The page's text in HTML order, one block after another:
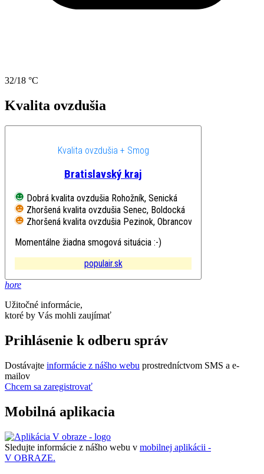
32/18 °C
Kvalita ovzdušia
Kvalita ovzdušia + Smog
Bratislavský kraj
Dobrá kvalita ovzdušia Rohožník, Senická
Zhoršená kvalita ovzdušia Senec, Boldocká
Zhoršená kvalita ovzdušia Pezinok, Obrancov mieru
Momentálne žiadna smogová situácia :-)
populair.sk
hore
Užitočné informácie,
ktoré by Vás mohli zaujímať
Prihlásenie k odberu správ
Dostávajte informácie z nášho webu prostredníctvom SMS a e-
mailov
Chcem sa zaregistrovať
Mobilná aplikacia
Sledujte informácie z nášho webu v mobilnej aplikácii -
V OBRAZE.